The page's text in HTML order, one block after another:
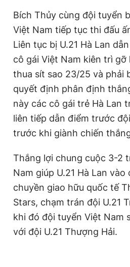
Bích Thủy cùng đội tuyển
Việt Nam tiếp tục thi đấu
Liên tục bị U.21 Hà Lan
cô gái Việt Nam kiên trì
thua sít sao 23/25 và phải
quyết định phân định
này các cô gái trẻ Hà Lan
liên tiếp dẫn điểm trước
trước khi giành chiến
Thắng lợi chung cuộc 3-2
Nam giúp U.21 Hà Lan
chuyền giao hữu quốc tế
Stars, chạm trán đội U.21
khi đó đội tuyển Việt Nam
với đội U.21 Thượng Hải.